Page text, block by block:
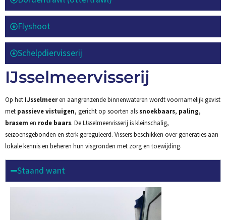
Flyshoot
Schelpdiervisserij
IJsselmeervisserij
Op het IJsselmeeren aangrenzende binnenwateren wordt voornamelijk gevist
met passieve vistuigen, gericht op soorten als snoekbaars, paling,
brasem en rode baars. De IJsselmeervisserij is kleinschalig,
seizoensgebonden en sterk gereguleerd. Vissers beschikken over generaties aan
lokale kennis en beheren hun visgronden met zorg en toewijding.
Staand want